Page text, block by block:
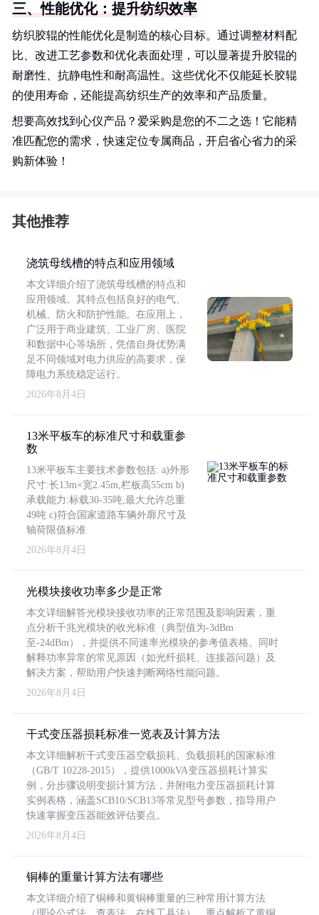
三、性能优化：提升纺织效率
纺织胶辊的性能优化是制造的核心目标。通过调整材料配
比、改进工艺参数和优化表面处理，可以显著提升胶辊的
耐磨性、抗静电性和耐高温性。这些优化不仅能延长胶辊
的使用寿命，还能提高纺织生产的效率和产品质量。
想要高效找到心仪产品？爱采购是您的不二之选！它能精
准匹配您的需求，快速定位专属商品，开启省心省力的采
购新体验！
其他推荐
浇筑母线槽的特点和应用领域
本文详细介绍了浇筑母线槽的特点和
应用领域。其特点包括良好的电气、
机械、防火和防护性能。在应用上，
广泛用于商业建筑、工业厂房、医院
和数据中心等场所，凭借自身优势满
足不同领域对电力供应的高要求，保
障电力系统稳定运行。
2026年8月4日
13米平板车的标准尺寸和载重参
数
13米平板车主要技术参数包括: a)外形
尺寸:长13m×宽2.45m,栏板高55cm b)
承载能力:标载30-35吨,最大允许总重
49吨 c)符合国家道路车辆外廓尺寸及
轴荷限值标准
2026年8月4日
光模块接收功率多少是正常
本文详细解答光模块接收功率的正常范围及影响因素，重
点分析千兆光模块的收光标准（典型值为-3dBm
至-24dBm），并提供不同速率光模块的参考值表格。同时
解释功率异常的常见原因（如光纤损耗、连接器问题）及
解决方案，帮助用户快速判断网络性能问题。
2026年8月4日
干式变压器损耗标准一览表及计算方法
本文详细解析干式变压器空载损耗、负载损耗的国家标准
（GB/T 10228-2015），提供1000kVA变压器损耗计算实
例，分步骤说明变损计算方法，并附电力变压器损耗计算
实例表格，涵盖SCB10/SCB13等常见型号参数，指导用户
快速掌握变压器能效评估要点。
2026年8月4日
铜棒的重量计算方法有哪些
本文详细介绍了铜棒和黄铜棒重量的三种常用计算方法